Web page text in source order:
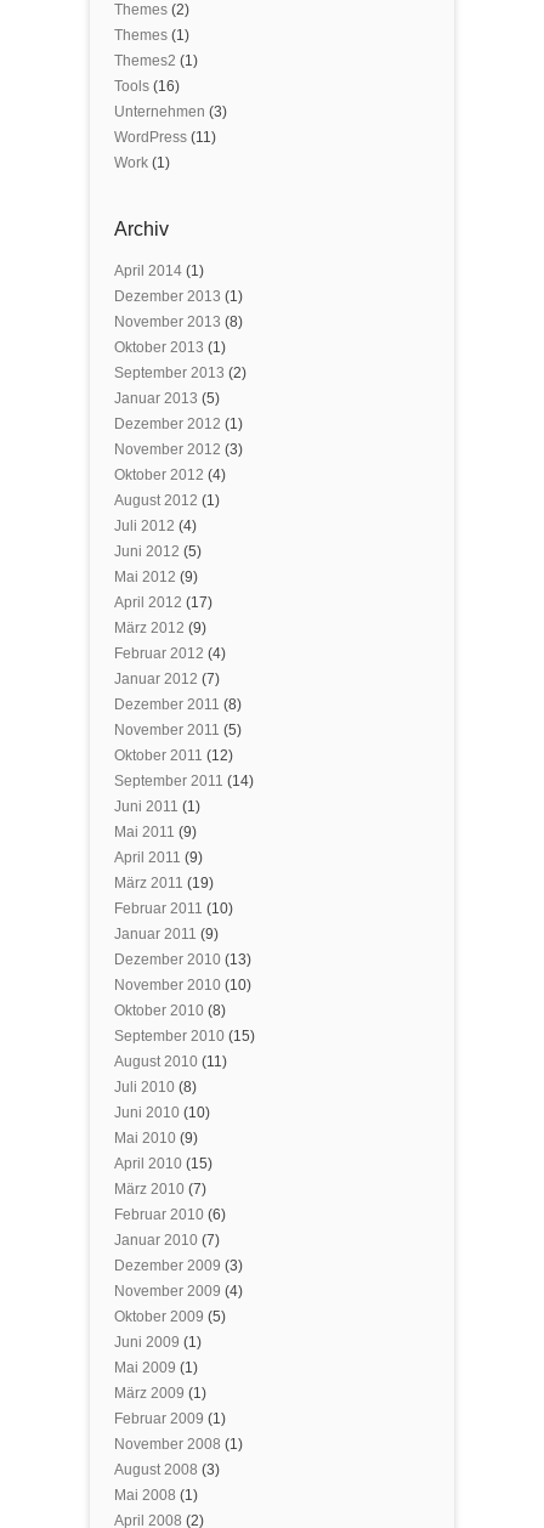
Themes (2)
Themes (1)
Themes2 (1)
Tools (16)
Unternehmen (3)
WordPress (11)
Work (1)
Archiv
April 2014 (1)
Dezember 2013 (1)
November 2013 (8)
Oktober 2013 (1)
September 2013 (2)
Januar 2013 (5)
Dezember 2012 (1)
November 2012 (3)
Oktober 2012 (4)
August 2012 (1)
Juli 2012 (4)
Juni 2012 (5)
Mai 2012 (9)
April 2012 (17)
März 2012 (9)
Februar 2012 (4)
Januar 2012 (7)
Dezember 2011 (8)
November 2011 (5)
Oktober 2011 (12)
September 2011 (14)
Juni 2011 (1)
Mai 2011 (9)
April 2011 (9)
März 2011 (19)
Februar 2011 (10)
Januar 2011 (9)
Dezember 2010 (13)
November 2010 (10)
Oktober 2010 (8)
September 2010 (15)
August 2010 (11)
Juli 2010 (8)
Juni 2010 (10)
Mai 2010 (9)
April 2010 (15)
März 2010 (7)
Februar 2010 (6)
Januar 2010 (7)
Dezember 2009 (3)
November 2009 (4)
Oktober 2009 (5)
Juni 2009 (1)
Mai 2009 (1)
März 2009 (1)
Februar 2009 (1)
November 2008 (1)
August 2008 (3)
Mai 2008 (1)
April 2008 (2)